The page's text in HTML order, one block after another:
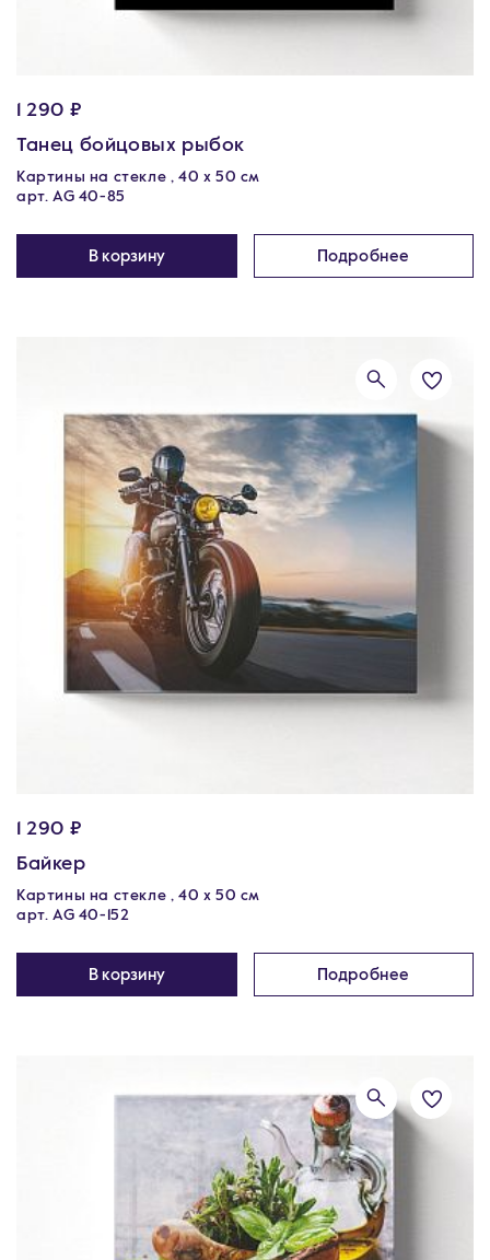
1 290 ₽
Танец бойцовых рыбок
Картины на стекле , 40 х 50 см
арт. AG 40-85
В корзину Подробнее
1 290 ₽
Байкер
Картины на стекле , 40 х 50 см
арт. AG 40-152
В корзину Подробнее